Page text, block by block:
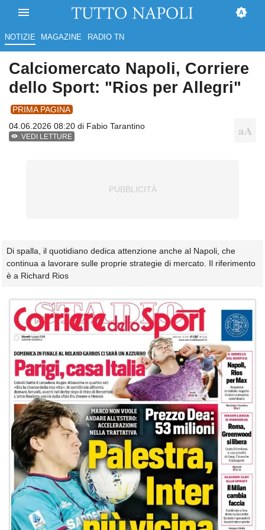
NOTIZIE MAGAZINE RADIO TN
Calciomercato Napoli, Corriere
dello Sport: "Rios per Allegri"
PRIMA PAGINA
04.06.2026 08:20 di Fabio Tarantino
VEDI LETTURE
Di spalla, il quotidiano dedica attenzione anche al Napoli, che
continua a lavorare sulle proprie strategie di mercato. Il riferimento
è a Richard Rios